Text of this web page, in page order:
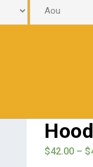
$42.00 – $